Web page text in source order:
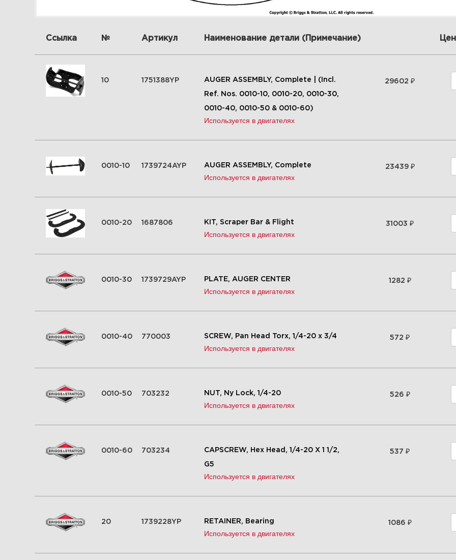
Ссылка № Артикул Наименование детали (Примечание)
10 1751388YP AUGER ASSEMBLY, Complete | (Incl.
Ref. Nos. 0010-10, 0010-20, 0010-30,
0010-40, 0010-50 & 0010-60)
Используется в двигателях
29602₽
0010-10 1739724AYP AUGER ASSEMBLY, Complete
Используется в двигателях
23439 ₽
0010-20 1687806 KIT, Scraper Bar & Flight
Используется в двигателях
31003₽
0010-30 1739729AYP PLATE, AUGER CENTER
Используется в двигателях
1282 ₽
0010-40 770003 SCREW, Pan Head Torx, 1/4-20 x 3/4
Используется в двигателях
572₽
0010-50 703232 NUT, Ny Lock, 1/4-20
Используется в двигателях
526 ₽
0010-60 703234 CAPSCREW, Hex Head, 1/4-20 X 1 1/2,
G5
Используется в двигателях
537₽
20 1739228YP RETAINER, Bearing
Используется в двигателях
1086 ₽